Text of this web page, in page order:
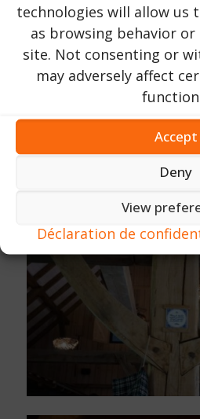
technologies will allow us
as browsing behavior
site. Not consenting or
may adversely affect
Accept
Deny
View
Déclaration de